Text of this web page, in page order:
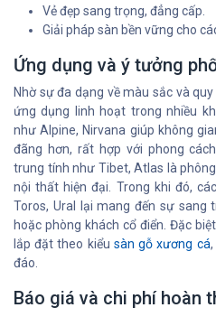
Vẻ đẹp sang trọng, đẳng cấp.
Giải pháp sàn bền vững cho
Ứng dụng và ý tưởng
Nhờ sự đa dạng về màu sắc và quy
ứng dụng linh hoạt trong nhiều
như Alpine, Nirvana giúp không
đãng hơn, rất hợp với phong
trung tính như Tibet, Atlas là
nội thất hiện đại. Trong khi đó,
Toros, Ural lại mang đến sự sang
hoặc phòng khách cổ điển. Đặc
lắp đặt theo kiểu sàn gỗ xương cá
đáo.
Báo giá và chi phí hoàn